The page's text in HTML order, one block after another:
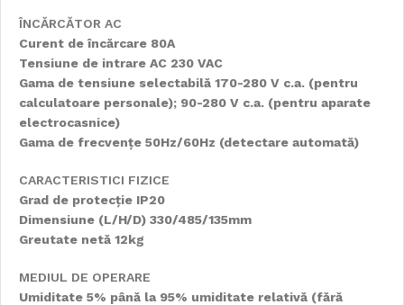
ÎNCĂRCĂTOR AC
Curent de încărcare 80A
Tensiune de intrare AC 230 VAC
Gama de tensiune selectabilă 170-280 V c.a. (pentru
calculatoare personale); 90-280 V c.a. (pentru aparate
electrocasnice)
Gama de frecvențe 50Hz/60Hz (detectare automată)
CARACTERISTICI FIZICE
Grad de protecție IP20
Dimensiune (L/H/D) 330/485/135mm
Greutate netă 12kg
MEDIUL DE OPERARE
Umiditate 5% până la 95% umiditate relativă (fără